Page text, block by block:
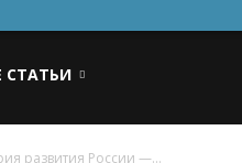
СТАТЬИ
развития России —...